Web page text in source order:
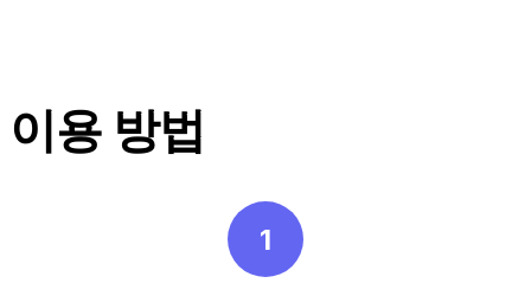
이용 방법
1